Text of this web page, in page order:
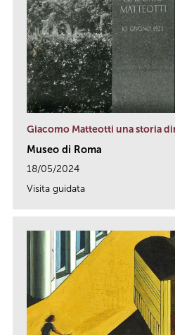
Giacomo Matteotti una storia
Museo di Roma
18/05/2024
Visita guidata